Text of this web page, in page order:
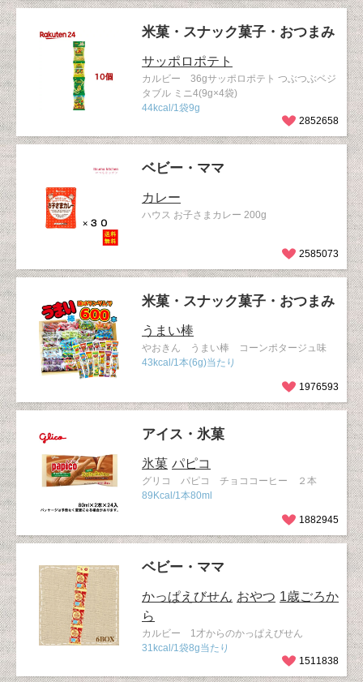
米菓・スナック菓子・おつまみ
サッポロポテト
カルビー 36gサッポロポテト つぶつぶベジ
タブル ミニ4(9g×4袋)
44kcal/1袋9g
2852658
ベビー・ママ
カレー
ハウス お子さまカレー 200g
2585073
米菓・スナック菓子・おつまみ
うまい棒
やおきん うまい棒 コーンポタージュ味
43kcal/1本(6g)当たり
1976593
アイス・氷菓
氷菓 パピコ
グリコ パピコ チョココーヒー ２本
89Kcal/1本80ml
1882945
ベビー・ママ
かっぱえびせん おやつ 1歳ごろか
ら
カルビー 1才からのかっぱえびせん
31kcal/1袋8g当たり
1511838